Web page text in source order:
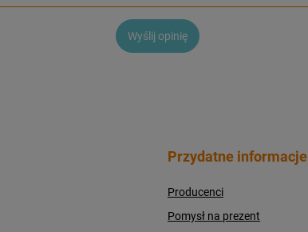
Wyślij opinię
Przydatne informacje
Producenci
Pomysł na prezent